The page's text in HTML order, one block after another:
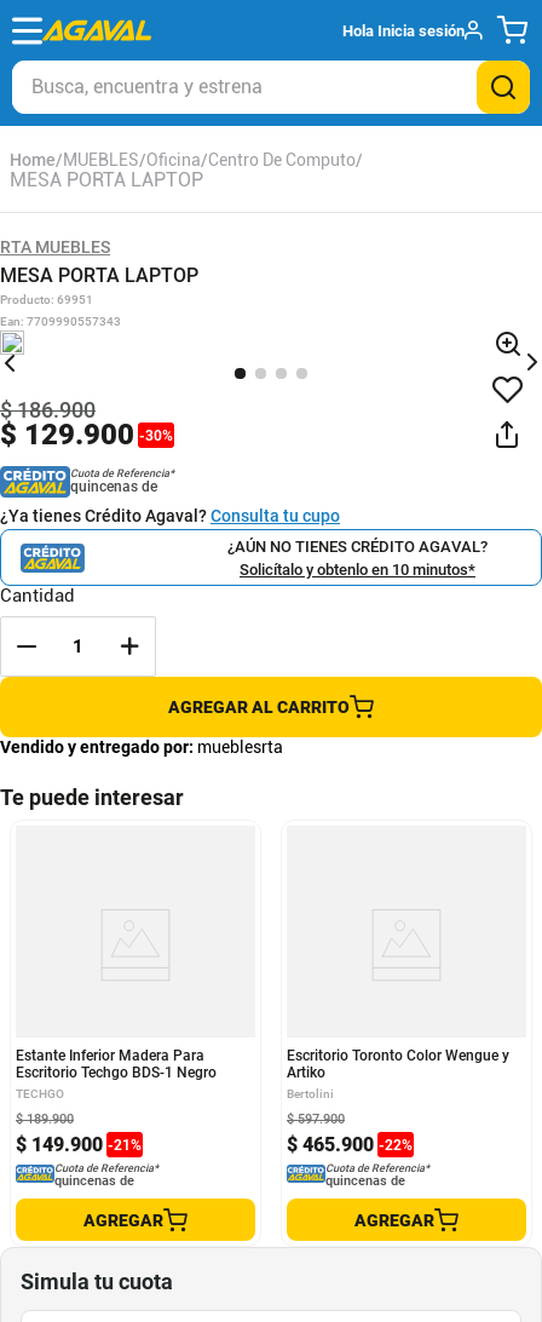
Hola Inicia sesión
Busca, encuentra y estrena
MUEBLES Oficina Centro De Computo
MESA PORTA LAPTOP
RTA MUEBLES
MESA PORTA LAPTOP
Producto: 69951
Ean: 7709990557343
$ 129.900 -30%
$186.900
Cuota de Referencia*
quincenas de
¿Ya tienes Crédito Agaval?Consulta tu cupo
¿AÚN NO TIENES CRÉDITO AGAVAL?
Solicítalo y obtenlo en 10 minutos*
Cantidad
AGREGAR AL CARRITO
Vendido y entregado por: mueblesrta
Te puede interesar
Estante Inferior Madera Para
Escritorio Techgo BDS-1 Negro
TECHGO
$ 149.900 -21%
$ 189.900
Cuota de Referencia*
quincenas de
AGREGAR
Escritorio Toronto Color Wengue y
Artiko
Bertolini
$ 465.900 -22%
$ 597.900
Cuota de Referencia*
quincenas de
AGREGAR
Simula tu cuota